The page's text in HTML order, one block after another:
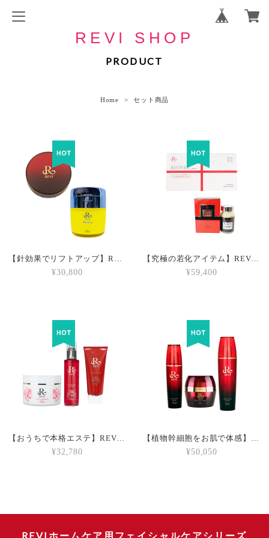
REVI SHOP
PRODUCT
Home セット商品
【針効果でリフトアップ】REVI スピキュールセット
¥30,800
【究極の若化アイテム】REVI 若化セット
¥59,400
【おうちで本格エステ】REVI おうちエステセット
¥32,780
【植物幹細胞をお肌で体感】REVI 定番セット
¥50,050
REVIホームケア用フェイシャルケアシリーズ